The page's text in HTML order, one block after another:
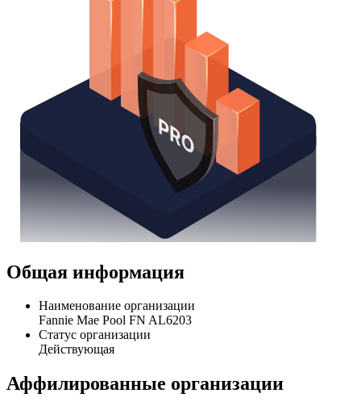
Общая информация
Наименование организации
Fannie Mae Pool FN AL6203
Статус организации
Действующая
Аффилированные организации